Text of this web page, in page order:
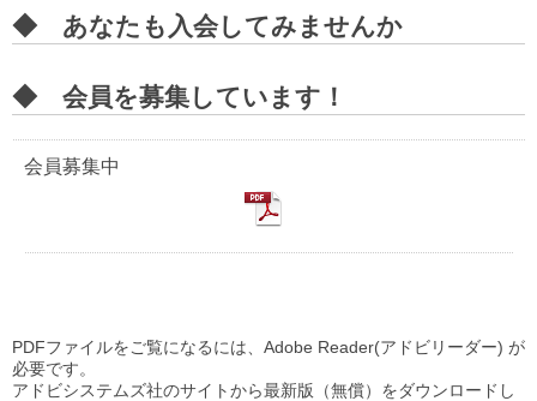
◆ あなたも入会してみませんか
◆ 会員を募集しています！
会員募集中
PDFファイルをご覧になるには、Adobe Reader(アドビリーダー) が
必要です。
アドビシステムズ社のサイトから最新版（無償）をダウンロードし